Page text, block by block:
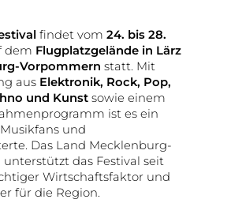
findet vom 24. bis 28.
dem Flugplatzgelände in Lärz
Vorpommern statt. Mit
aus Elektronik, Rock, Pop,
und Kunst sowie einem
ist es ein
und
Das Land Mecklenburg-
das Festival seit
Wirtschaftsfaktor und
für die Region.